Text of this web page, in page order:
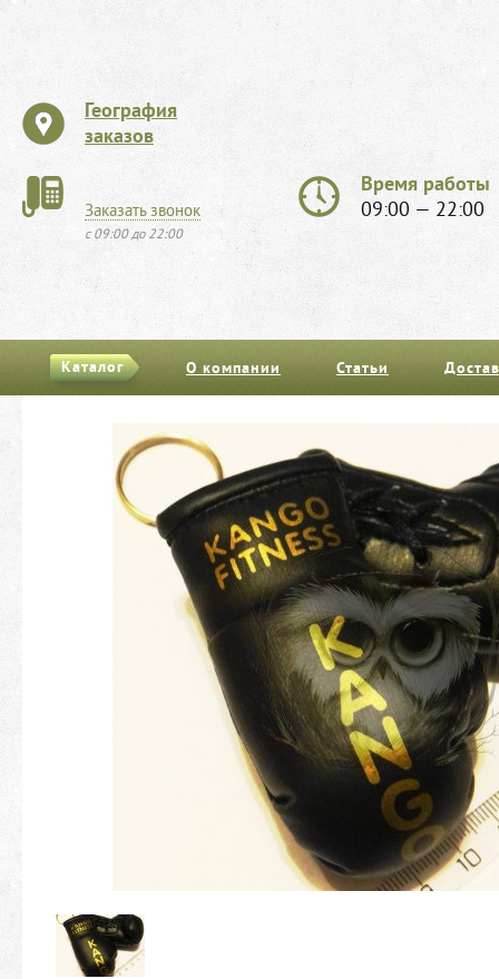
География
заказов
Заказать звонок
с 09:00 до 22:00
Время работы
09:00 — 22:00
Каталог О компании Статьи